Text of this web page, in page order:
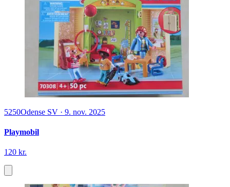
5250Odense SV · 9. nov. 2025
Playmobil
120 kr.